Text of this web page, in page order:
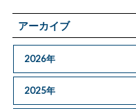
アーカイブ
2026年
2025年